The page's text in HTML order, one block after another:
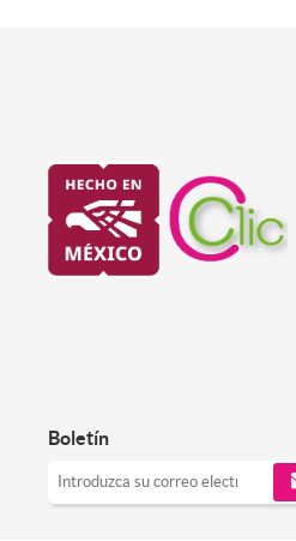
Boletín